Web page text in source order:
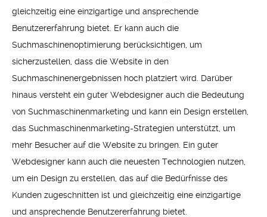
gleichzeitig eine einzigartige und ansprechende
Benutzererfahrung bietet. Er kann auch die
Suchmaschinenoptimierung berücksichtigen, um
sicherzustellen, dass die Website in den
Suchmaschinenergebnissen hoch platziert wird. Darüber
hinaus versteht ein guter Webdesigner auch die Bedeutung
von Suchmaschinenmarketing und kann ein Design erstellen,
das Suchmaschinenmarketing-Strategien unterstützt, um
mehr Besucher auf die Website zu bringen. Ein guter
Webdesigner kann auch die neuesten Technologien nutzen,
um ein Design zu erstellen, das auf die Bedürfnisse des
Kunden zugeschnitten ist und gleichzeitig eine einzigartige
und ansprechende Benutzererfahrung bietet.